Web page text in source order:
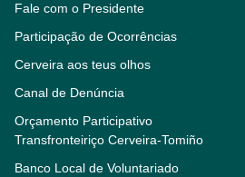
Fale com o Presidente
Participação de Ocorrências
Cerveira aos teus olhos
Canal de Denúncia
Orçamento Participativo
Transfronteiriço Cerveira-Tomiño
Banco Local de Voluntariado